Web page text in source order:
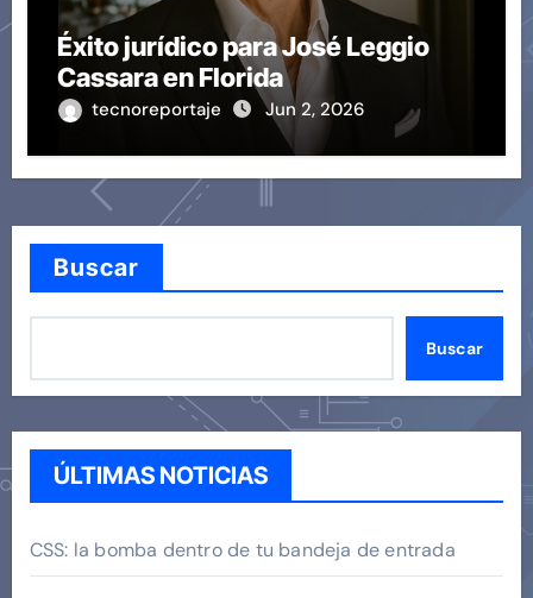
Éxito jurídico para José Leggio
Cassara en Florida
tecnoreportaje Jun 2, 2026
Buscar
Buscar
ÚLTIMAS NOTICIAS
CSS: la bomba dentro de tu bandeja de entrada